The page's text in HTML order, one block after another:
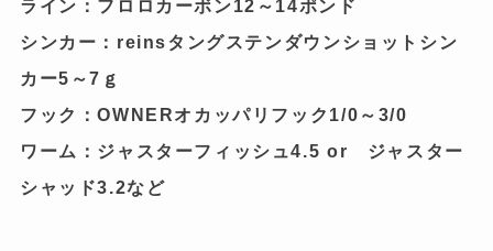
ライン：フロロカーボン12～14ポンド
シンカー：reinsタングステンダウンショットシン
カー5～7ｇ
フック：OWNERオカッパリフック1/0～3/0
ワーム：ジャスターフィッシュ4.5 or ジャスター
シャッド3.2など